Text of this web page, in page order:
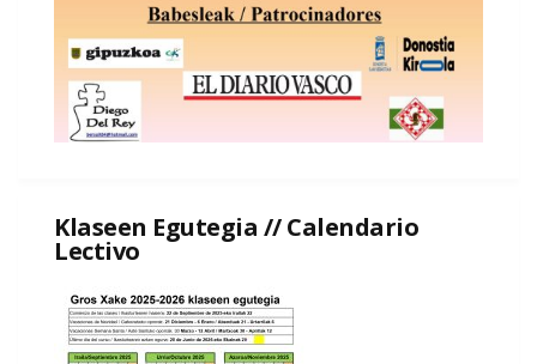
Klaseen Egutegia // Calendario
Lectivo